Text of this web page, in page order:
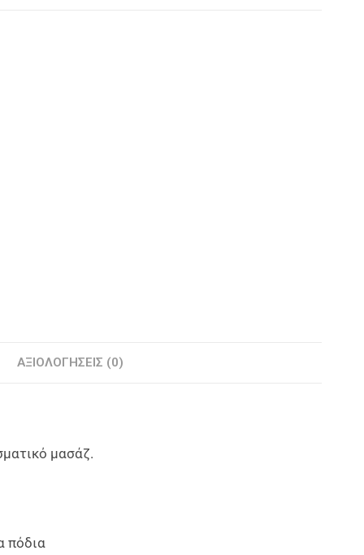
ΑΞΙΟΛΟΓΉΣΕΙΣ (0)
μασάζ.
πόδια